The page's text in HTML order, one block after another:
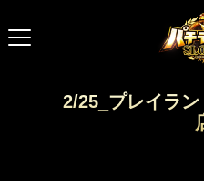
2/25_プレイラ